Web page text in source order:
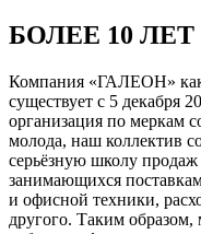
БОЛЕЕ 10
Компания «ГАЛЕОН» как
существует с 5 декабря
организация по меркам
молода, наш коллектив
серьёзную школу
занимающихся
и офисной техники,
другого. Таким